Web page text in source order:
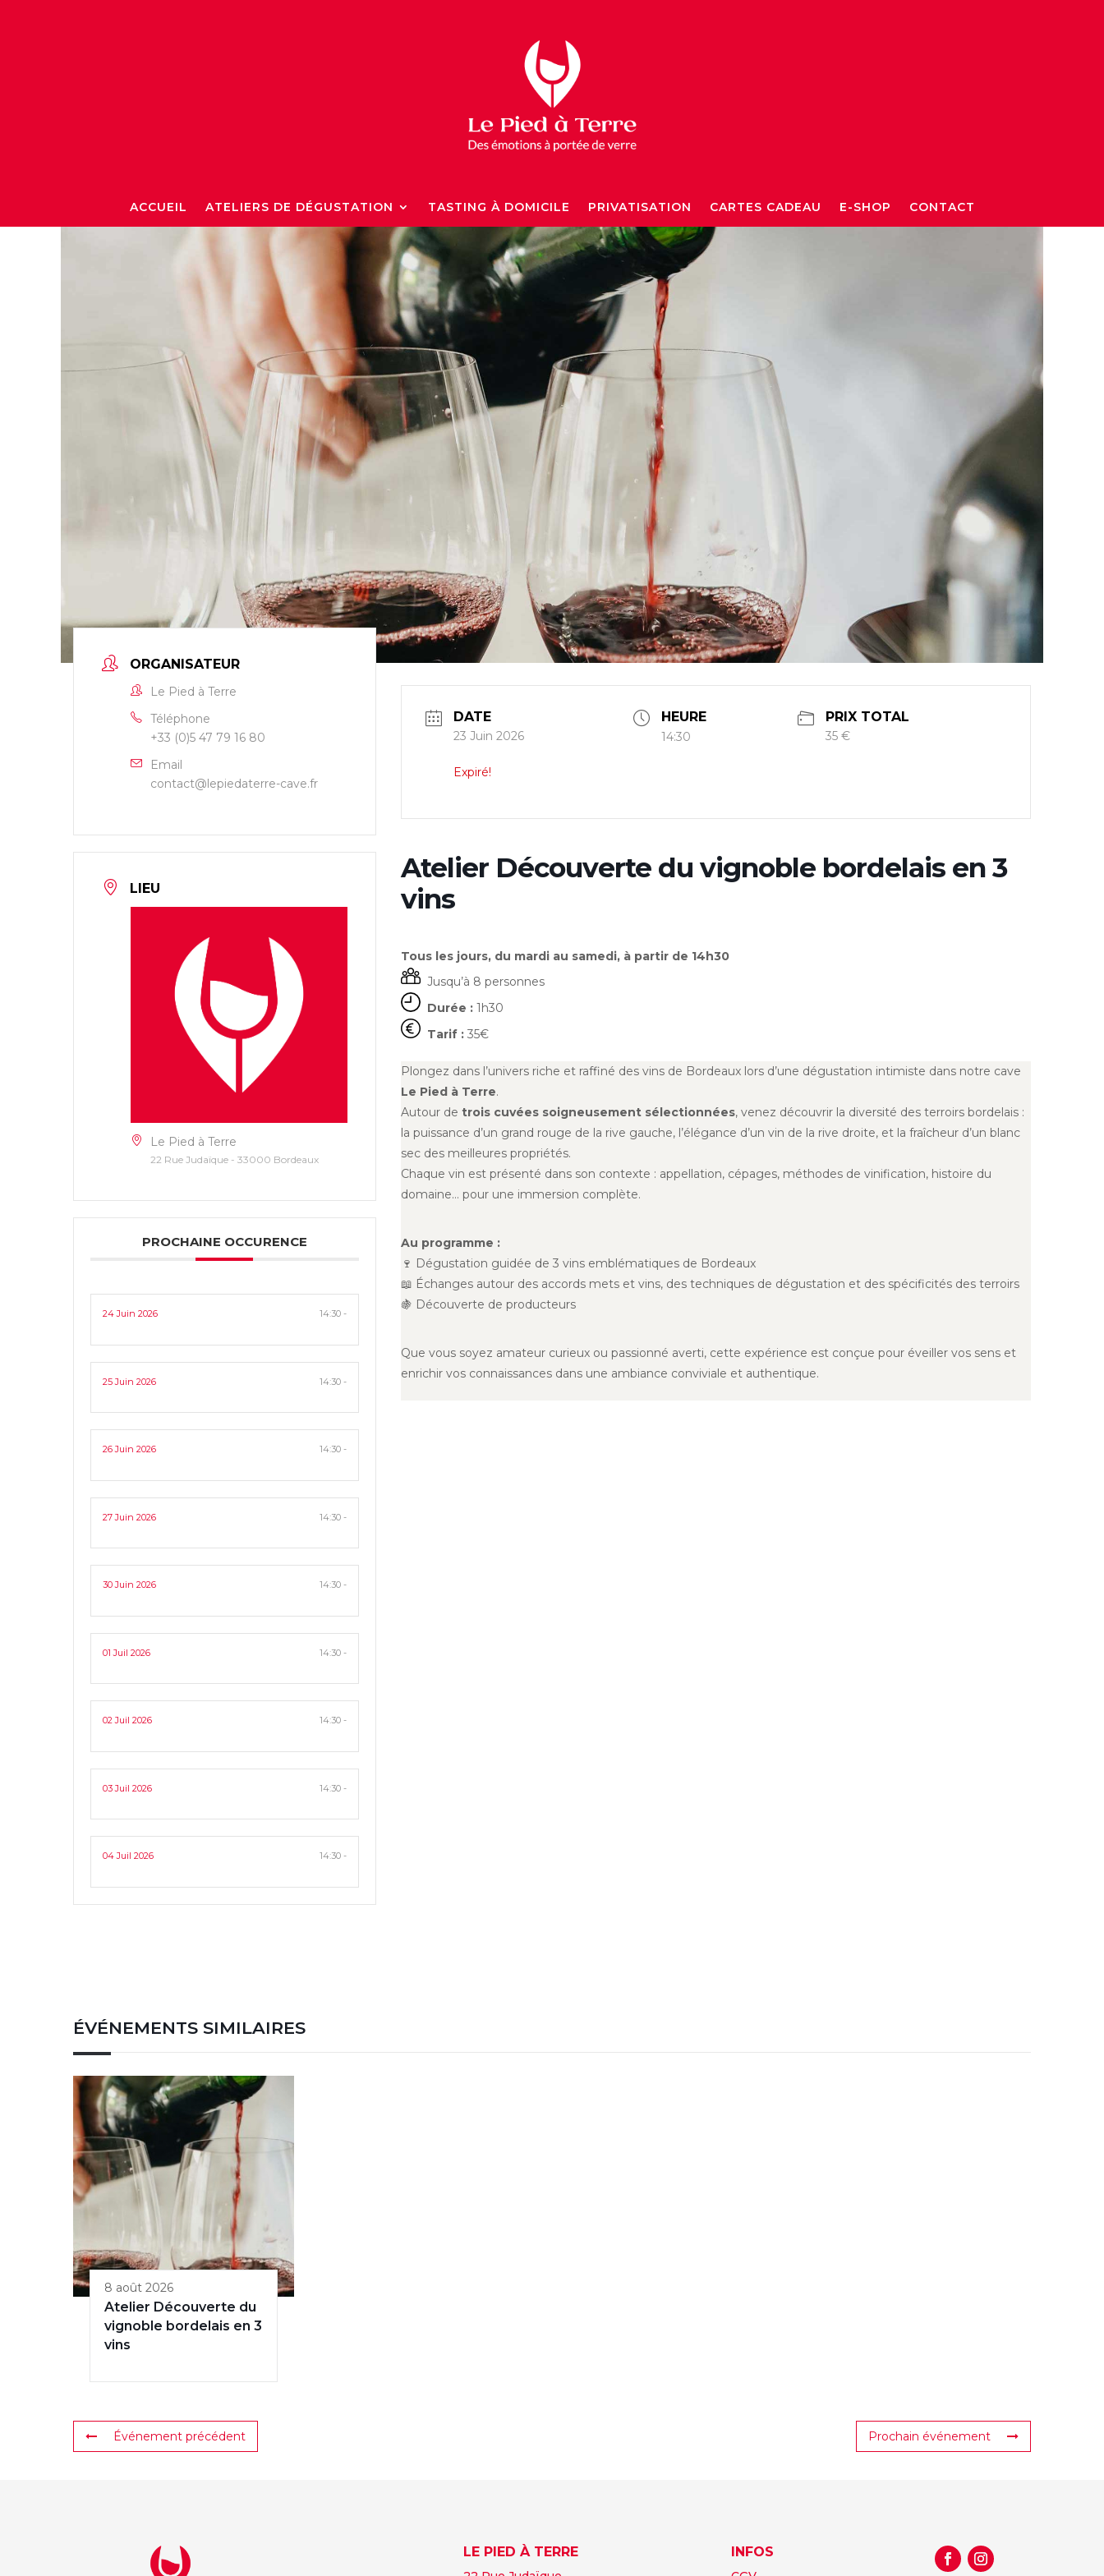
ACCUEIL ATELIERS DE DÉGUSTATION TASTING À DOMICILE PRIVATISATION CARTES CADEAU E-SHOP CONTACT
ORGANISATEUR
Le Pied à Terre
Téléphone
+33 (0)5 47 79 16 80
Email
contact@lepiedaterre-cave.fr
LIEU
Le Pied à Terre
22 Rue Judaïque - 33000 Bordeaux
PROCHAINE OCCURENCE
24 Juin 2026 14:30 -
25 Juin 2026 14:30 -
26 Juin 2026 14:30 -
27 Juin 2026 14:30 -
30 Juin 2026 14:30 -
01 Juil 2026 14:30 -
02 Juil 2026 14:30 -
03 Juil 2026 14:30 -
04 Juil 2026 14:30 -
DATE
23 Juin 2026
Expiré!
HEURE
14:30
PRIX TOTAL
35 €
Atelier Découverte du vignoble bordelais en 3
vins
Tous les jours, du mardi au samedi, à partir de 14h30
Jusqu’à 8 personnes
Durée :1h30
Tarif :35€
Plongez dans l’univers riche et raffiné des vins de Bordeaux lors d’une dégustation intimiste dans notre cave
Le Pied à Terre.
Autour de trois cuvées soigneusement sélectionnées, venez découvrir la diversité des terroirs bordelais :
la puissance d’un grand rouge de la rive gauche, l’élégance d’un vin de la rive droite, et la fraîcheur d’un blanc
sec des meilleures propriétés.
Chaque vin est présenté dans son contexte : appellation, cépages, méthodes de vinification, histoire du
domaine… pour une immersion complète.
Au programme :
🍷 Dégustation guidée de 3 vins emblématiques de Bordeaux
📖 Échanges autour des accords mets et vins, des techniques de dégustation et des spécificités des terroirs
🍇 Découverte de producteurs
Que vous soyez amateur curieux ou passionné averti, cette expérience est conçue pour éveiller vos sens et
enrichir vos connaissances dans une ambiance conviviale et authentique.
ÉVÉNEMENTS SIMILAIRES
8 août 2026
Atelier Découverte du
vignoble bordelais en 3
vins
Événement précédent Prochain événement
LE PIED À TERRE INFOS